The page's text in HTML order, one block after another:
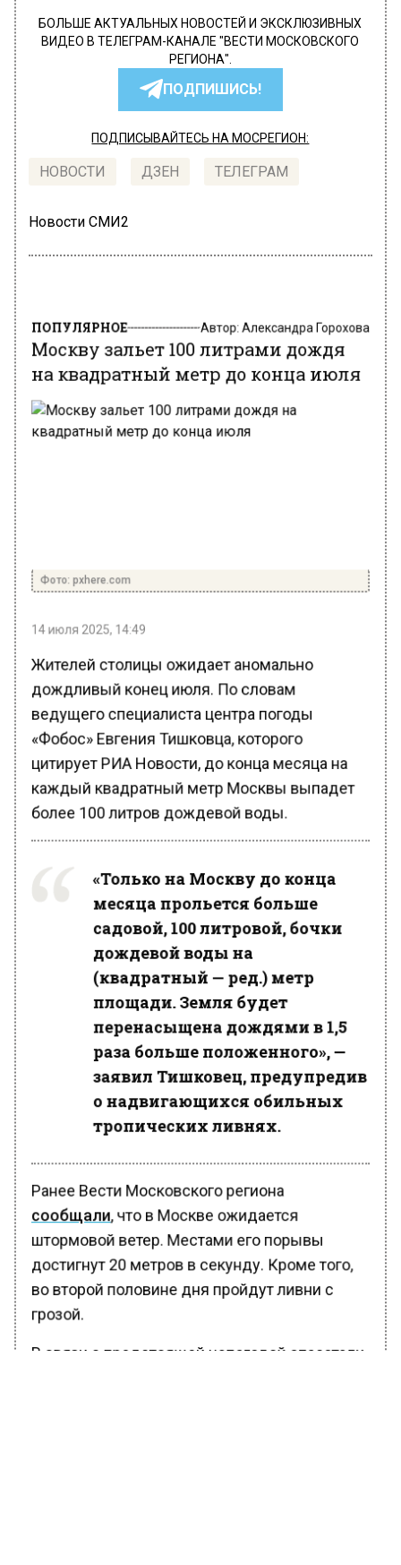
БОЛЬШЕ АКТУАЛЬНЫХ НОВОСТЕЙ И ЭКСКЛЮЗИВНЫХ
ВИДЕО В ТЕЛЕГРАМ-КАНАЛЕ "ВЕСТИ МОСКОВСКОГО
РЕГИОНА".
ПОДПИШИСЬ!
ПОДПИСЫВАЙТЕСЬ НА МОСРЕГИОН:
НОВОСТИ ДЗЕН ТЕЛЕГРАМ
Новости СМИ2
Москву зальет 100 литрами дождя
на квадратный метр до конца июля
Фото: pxhere.com
14 июля 2025, 14:49
Жителей столицы ожидает аномально
дождливый конец июля. По словам
ведущего специалиста центра погоды
«Фобос» Евгения Тишковца, которого
цитирует РИА Новости, до конца месяца на
каждый квадратный метр Москвы выпадет
более 100 литров дождевой воды.
«Только на Москву до конца
месяца прольется больше
садовой, 100 литровой, бочки
дождевой воды на
(квадратный — ред.) метр
площади. Земля будет
перенасыщена дождями в 1,5
раза больше положенного», —
заявил Тишковец, предупредив
о надвигающихся обильных
тропических ливнях.
Ранее Вести Московского региона
сообщали, что в Москве ожидается
штормовой ветер. Местами его порывы
достигнут 20 метров в секунду. Кроме того,
во второй половине дня пройдут ливни с
грозой.
В связи с предстоящей непогодой спасатели